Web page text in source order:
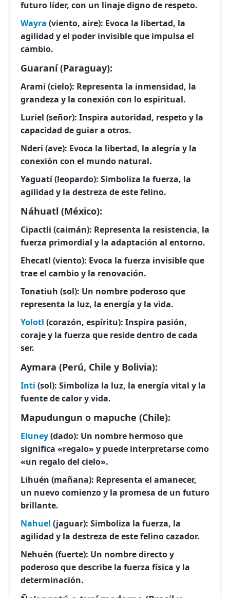
futuro líder, con un linaje digno de respeto.
Wayra (viento, aire): Evoca la libertad, la
agilidad y el poder invisible que impulsa el
cambio.
Guaraní (Paraguay):
Arami (cielo): Representa la inmensidad, la
grandeza y la conexión con lo espiritual.
Luriel (señor): Inspira autoridad, respeto y la
capacidad de guiar a otros.
Nderi (ave): Evoca la libertad, la alegría y la
conexión con el mundo natural.
Yaguatí (leopardo): Simboliza la fuerza, la
agilidad y la destreza de este felino.
Náhuatl (México):
Cipactli (caimán): Representa la resistencia, la
fuerza primordial y la adaptación al entorno.
Ehecatl (viento): Evoca la fuerza invisible que
trae el cambio y la renovación.
Tonatiuh (sol): Un nombre poderoso que
representa la luz, la energía y la vida.
Yolotl (corazón, espíritu): Inspira pasión,
coraje y la fuerza que reside dentro de cada
ser.
Aymara (Perú, Chile y Bolivia):
Inti (sol): Simboliza la luz, la energía vital y la
fuente de calor y vida.
Mapudungun o mapuche (Chile):
Eluney(dado): Un nombre hermoso que
significa «regalo» y puede interpretarse como
«un regalo del cielo».
Lihuén (mañana): Representa el amanecer,
un nuevo comienzo y la promesa de un futuro
brillante.
Nahuel (jaguar): Simboliza la fuerza, la
agilidad y la destreza de este felino cazador.
Nehuén (fuerte): Un nombre directo y
poderoso que describe la fuerza física y la
determinación.